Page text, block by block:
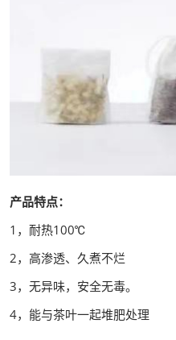
产品特点：
1，耐热100℃
2，高渗透、久煮不烂
3，无异味，安全无毒。
4，能与茶叶一起堆肥处理